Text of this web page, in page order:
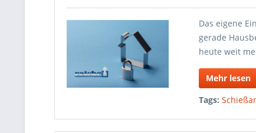
Das eigene
gerade
heute weit
Mehr lesen
Tags: